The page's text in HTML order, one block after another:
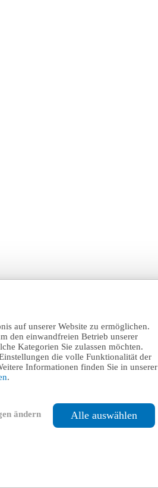
auf unserer Website zu ermöglichen.
den einwandfreien Betrieb unserer
Kategorien Sie zulassen möchten.
die volle Funktionalität der
Informationen finden Sie in unserer
.
ändern Alle auswählen